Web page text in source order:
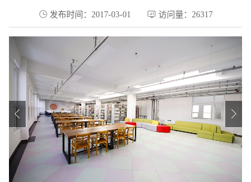
发布时间：2017-03-01 访问量：26317